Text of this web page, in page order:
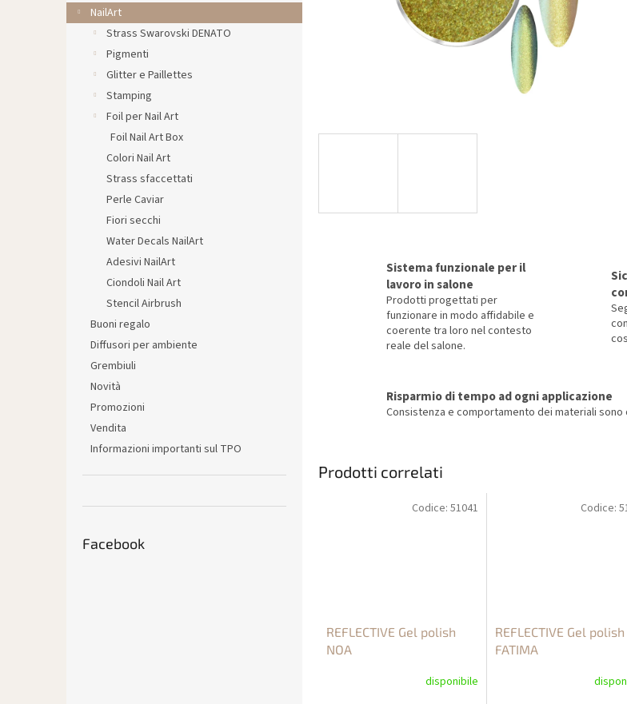
l
e
NailArt
Strass Swarovski DENATO
Pigmenti
Glitter e Paillettes
Stamping
Foil per Nail Art
Foil Nail Art Box
Colori Nail Art
Strass sfaccettati
Perle Caviar
Fiori secchi
Water Decals NailArt
Adesivi NailArt
Ciondoli Nail Art
Stencil Airbrush
Buoni regalo
Diffusori per ambiente
Grembiuli
Novità
Promozioni
Vendita
Informazioni importanti sul TPO
Facebook
Sistema funzionale per il
lavoro in salone
Prodotti progettati per
funzionare in modo affidabile e
coerente tra loro nel contesto
reale del salone.
Risparmio di tempo ad ogni applicazione
Consistenza e comportamento dei materiali
Prodotti correlati
REFLECTIVE Gel polish
NOA
disponibile
Codice: 51041
REFLECTIVE Gel polish
FATIMA
Codice: